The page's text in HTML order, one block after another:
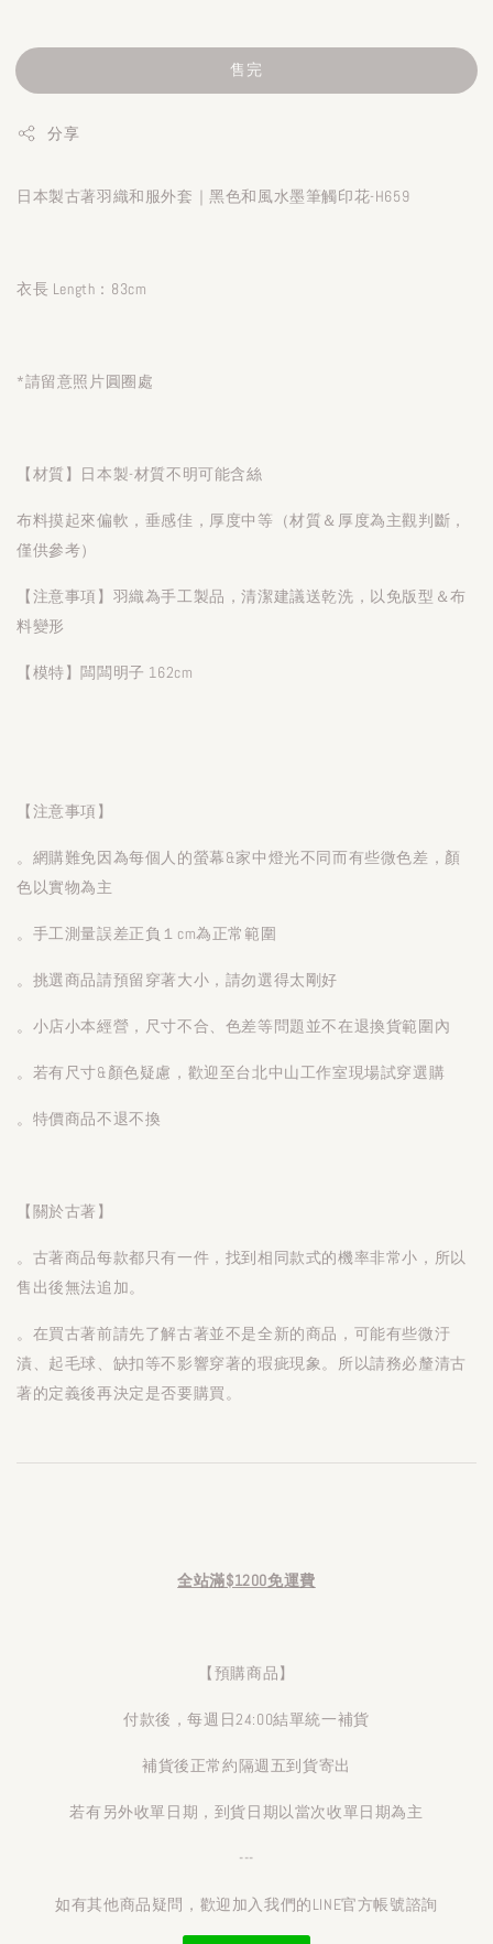
售完
分享
日本製古著羽織和服外套｜黑色和風水墨筆觸印花-H659
衣長 Length：83cm
*請留意照片圓圈處
【材質】日本製-材質不明可能含絲
布料摸起來偏軟，垂感佳，厚度中等（材質＆厚度為主觀判斷，
僅供參考）
【注意事項】羽織為手工製品，清潔建議送乾洗，以免版型＆布
料變形
【模特】闆闆明子 162cm
【注意事項】
。網購難免因為每個人的螢幕&家中燈光不同而有些微色差，顏
色以實物為主
。手工測量誤差正負１cm為正常範圍
。挑選商品請預留穿著大小，請勿選得太剛好
。小店小本經營，尺寸不合、色差等問題並不在退換貨範圍內
。若有尺寸&顏色疑慮，歡迎至台北中山工作室現場試穿選購
。特價商品不退不換
【關於古著】
。古著商品每款都只有一件，找到相同款式的機率非常小，所以
售出後無法追加。
。在買古著前請先了解古著並不是全新的商品，可能有些微汙
漬、起毛球、缺扣等不影響穿著的瑕疵現象。所以請務必釐清古
著的定義後再決定是否要購買。
全站滿$1200免運費
【預購商品】
付款後，每週日24:00結單統一補貨
補貨後正常約隔週五到貨寄出
若有另外收單日期，到貨日期以當次收單日期為主
---
如有其他商品疑問，歡迎加入我們的LINE官方帳號諮詢